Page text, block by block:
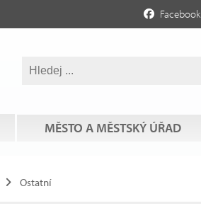
Facebook
MĚSTO A MĚSTSKÝ ÚŘAD
Ostatní